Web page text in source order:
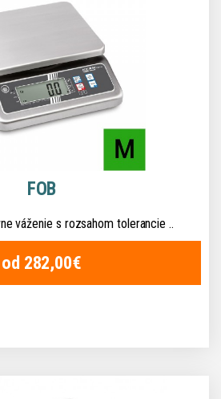
FOB
váženie s rozsahom tolerancie ..
od 282,00€